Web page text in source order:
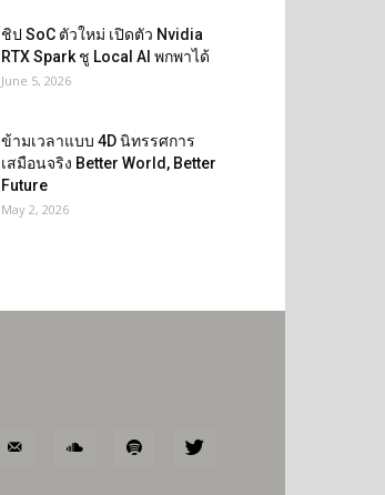
ชิป SoC ตัวใหม่ เปิดตัว Nvidia
RTX Spark ชู Local AI พกพาได้
June 5, 2026
ข้ามเวลาแบบ 4D นิทรรศการ
เสมือนจริง Better World, Better
Future
May 2, 2026